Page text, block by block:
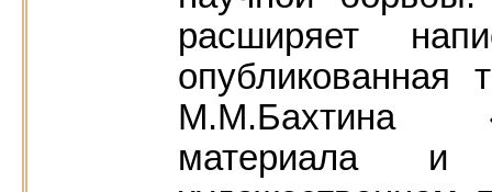
расширяет
опубликованная
M.M.Бахтина
материала